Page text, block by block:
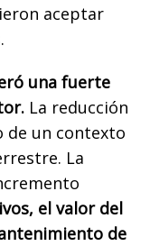
aceptar
una fuerte
La reducción
de un contexto
La
el valor del
de